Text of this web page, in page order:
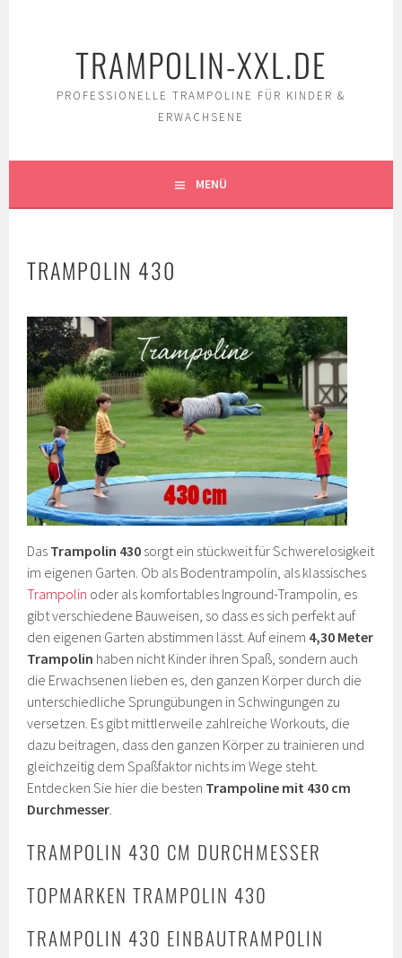
TRAMPOLIN-XXL.DE
PROFESSIONELLE TRAMPOLINE FÜR KINDER &
ERWACHSENE
MENÜ
TRAMPOLIN 430
Das Trampolin 430 sorgt ein stückweit für Schwerelosigkeit
im eigenen Garten. Ob als Bodentrampolin, als klassisches
Trampolin oder als komfortables Inground-Trampolin, es
gibt verschiedene Bauweisen, so dass es sich perfekt auf
den eigenen Garten abstimmen lässt. Auf einem 4,30 Meter
Trampolin haben nicht Kinder ihren Spaß, sondern auch
die Erwachsenen lieben es, den ganzen Körper durch die
unterschiedliche Sprungübungen in Schwingungen zu
versetzen. Es gibt mittlerweile zahlreiche Workouts, die
dazu beitragen, dass den ganzen Körper zu trainieren und
gleichzeitig dem Spaßfaktor nichts im Wege steht.
Entdecken Sie hier die besten Trampoline mit 430 cm
Durchmesser.
TRAMPOLIN 430 CM DURCHMESSER
TOPMARKEN TRAMPOLIN 430
TRAMPOLIN 430 EINBAUTRAMPOLIN